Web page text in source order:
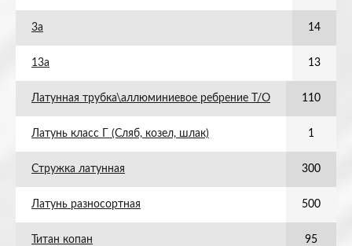
3а 14
13а 13
Латунная трубка\аллюминиевое ребрение Т/О 110
Латунь класс Г (Сляб, козел, шлак) 1
Стружка латунная 300
Латунь разносортная 500
Титан копан 95